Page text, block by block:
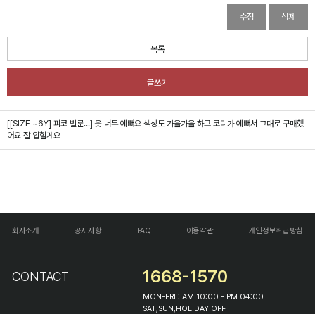
수정 삭제
목록
글쓰기
[[SIZE ~6Y] 피코 벌룬...]옷 너무 예뻐요 색상도 가을가을 하고 코디가 예뻐서 그대로 구매했
어요 잘 입힐게요
회사소개 공지사항 FAQ 이용약관 개인정보취급방침
CONTACT 1668-1570
MON-FRI : AM 10:00 - PM 04:00
SAT,SUN,HOLIDAY OFF